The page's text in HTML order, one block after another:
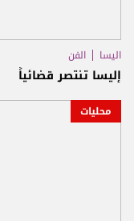
اليسا الفن
إليسا تنتصر قضائياً
محليات